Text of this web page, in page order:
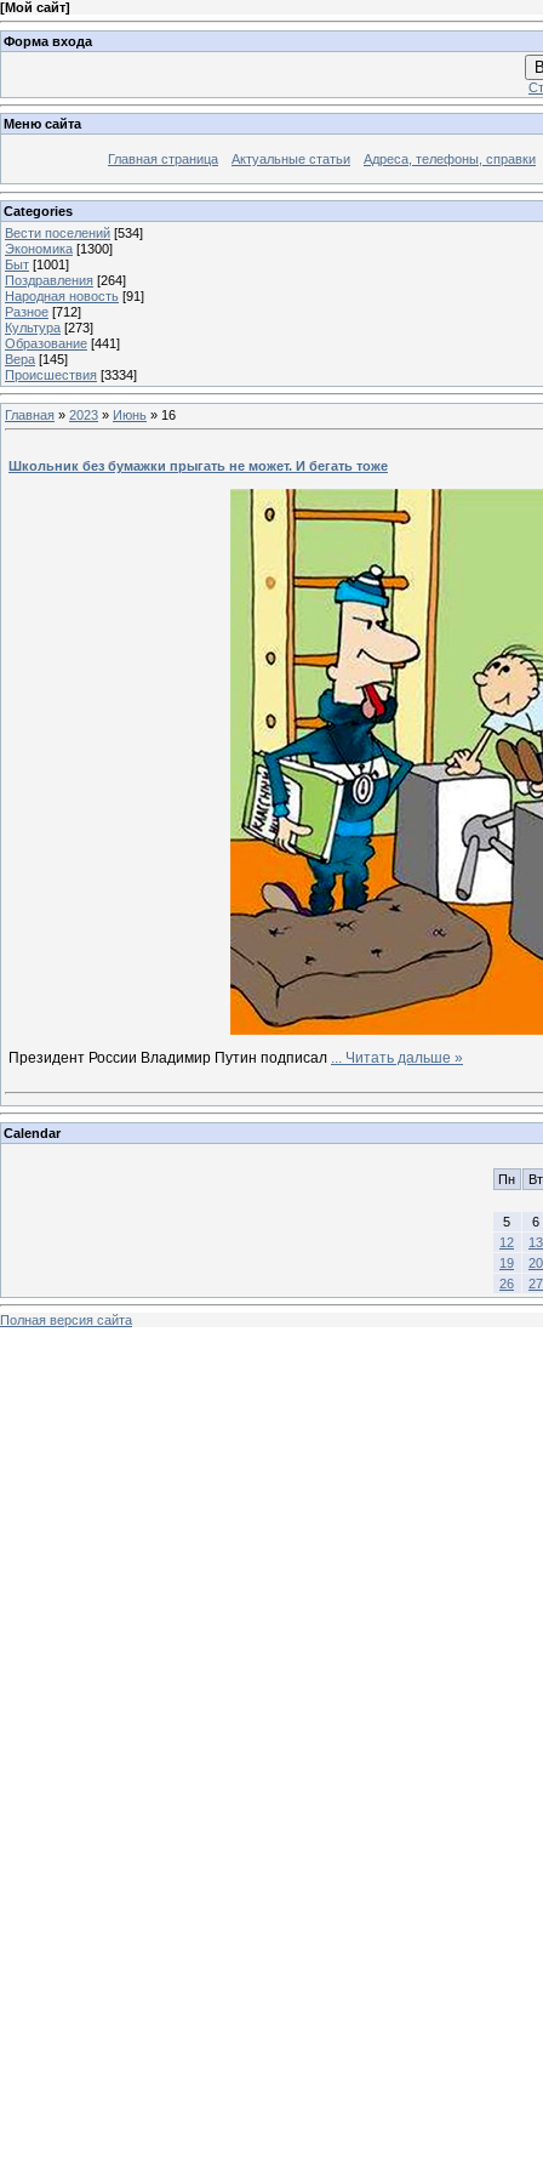
[Мой сайт]
Форма входа
Меню сайта
Главная страница Актуальные статьи Адреса, телефоны, справки
Categories
Вести поселений [534]
Экономика [1300]
Быт [1001]
Поздравления [264]
Народная новость [91]
Разное [712]
Культура [273]
Образование [441]
Вера [145]
Происшествия [3334]
Главная » 2023 » Июнь » 16
Школьник без бумажки прыгать не может. И бегать тоже
Президент России Владимир Путин подписал ... Читать дальше »
Calendar
Пн Вт
5
6
12
13
19
20
26
27
Полная версия сайта